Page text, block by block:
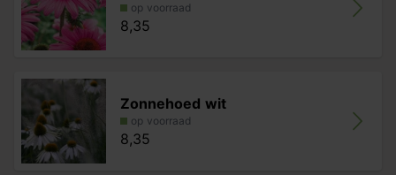
op voorraad
8,35
Zonnehoed wit
op voorraad
8,35